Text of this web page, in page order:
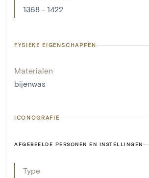
1368 - 1422
FYSIEKE EIGENSCHAPPEN
Materialen
bijenwas
ICONOGRAFIE
AFGEBEELDE PERSONEN EN INSTELLINGEN
Type